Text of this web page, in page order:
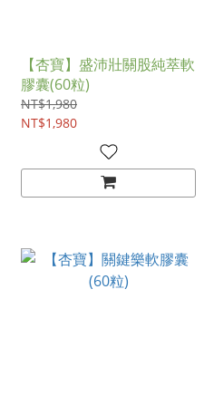
【杏寶】盛沛壯關股純萃軟
膠囊(60粒)
NT$1,980
NT$1,980